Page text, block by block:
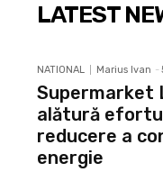
LATEST
NATIONAL Marius Ivan -
Supermarket
alătură
reducere a
energie